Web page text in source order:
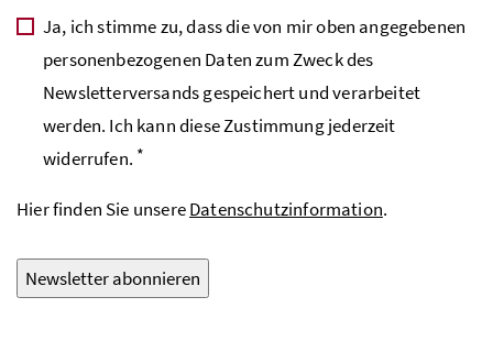
Ja, ich stimme zu, dass die von mir oben angegebenen
personenbezogenen Daten zum Zweck des
Newsletterversands gespeichert und verarbeitet
werden. Ich kann diese Zustimmung jederzeit
widerrufen. *
Hier finden Sie unsereDatenschutzinformation.